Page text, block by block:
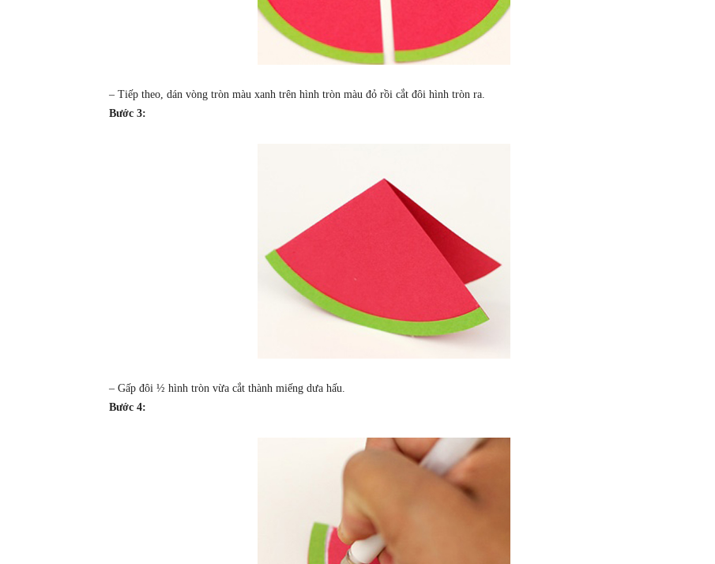
– Tiếp theo, dán vòng tròn màu xanh trên hình tròn màu đỏ rồi cắt đôi hình tròn ra.
Bước 3:
– Gấp đôi ½ hình tròn vừa cắt thành miếng dưa hấu.
Bước 4: